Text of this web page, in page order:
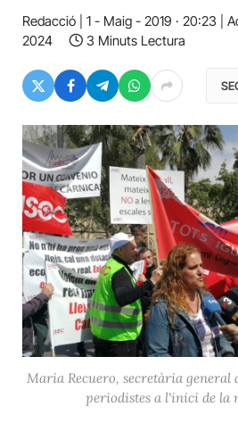
Redacció 1 - Maig - 2019 · 20:23
2024
3 Minuts Lectura
Maria Recuero, secretària general
periodistes a l'inici de la